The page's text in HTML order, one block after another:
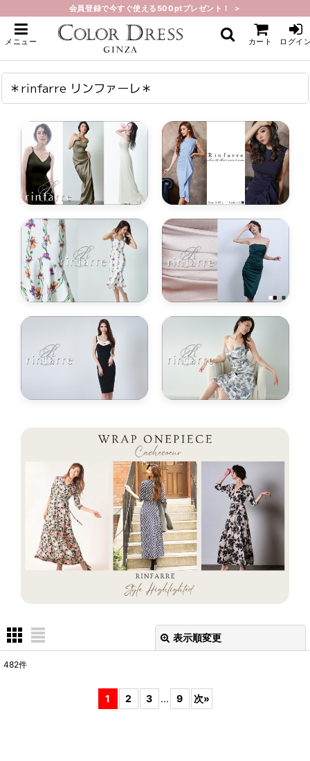
会員登録で今すぐ使える500ptプレゼント！ ＞
メニュー カート ログイ
ホーム > ＊rinfarre リンファーレ＊
＊rinfarre リンファーレ＊
表示順変更
482件
1 2 3 ... 9 次»